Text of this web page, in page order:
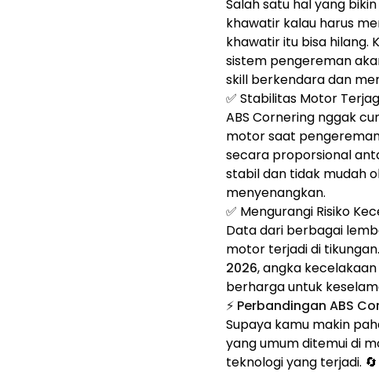
Salah satu hal yang
khawatir kalau harus
khawatir itu bisa hilang.
sistem pengereman
skill berkendara dan
✅ Stabilitas Motor
ABS Cornering nggak
motor saat
secara proporsional
stabil dan tidak mudah
menyenangkan.
✅ Mengurangi Risiko
Data dari berbagai
motor terjadi di
2026, angka
berharga untuk
⚡ Perbandingan ABS
Supaya kamu makin
yang umum ditemui di
teknologi yang terjadi. 🔄